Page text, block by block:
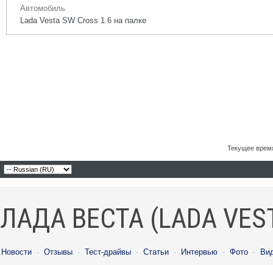
Автомобиль
Lada Vesta SW Cross 1.6 на палке
Текущее
ЛАДА ВЕСТА (LADA
Новости · Отзывы · Тест-драйвы · Статьи · Интервью · Фото ·